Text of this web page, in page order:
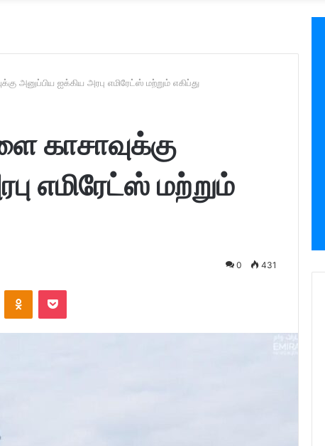
அனுப்பிய ஐக்கிய அரபு எமிரேட்ஸ் மற்றும் எகிப்து
காசாவுக்கு
எமிரேட்ஸ் மற்றும்
0 431